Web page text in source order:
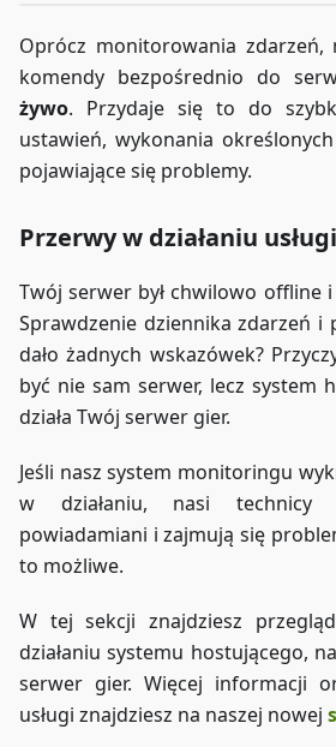
Oprócz monitorowania zdarzeń,
komendy bezpośrednio do
żywo. Przydaje się to do
ustawień, wykonania
pojawiające się problemy.
Przerwy w działaniu usługi
Twój serwer był chwilowo offline
Sprawdzenie dziennika zdarzeń i
dało żadnych wskazówek?
być nie sam serwer, lecz system
działa Twój serwer gier.
Jeśli nasz system monitoringu
w działaniu, nasi technicy
powiadamiani i zajmują się
to możliwe.
W tej sekcji znajdziesz
działaniu systemu hostującego,
serwer gier. Więcej informacji
usługi znajdziesz na naszej nowej